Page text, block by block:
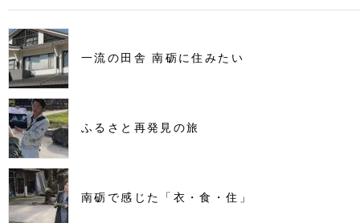
一流の田舎 南砺に住みたい
ふるさと再発見の旅
南砺で感じた「衣・食・住」